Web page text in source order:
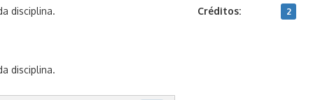
disciplina.
disciplina.
Créditos: 2